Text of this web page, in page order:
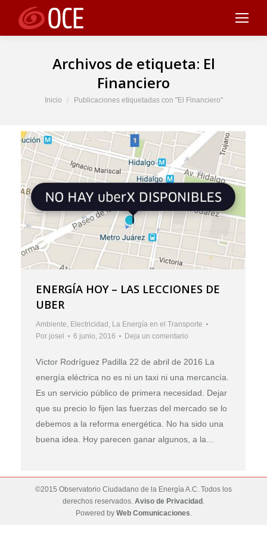
Archivos de etiqueta: El
Financiero
Estás aquí:
Inicio Publicaciones etiquetadas con "El Financiero"
ENERGÍA HOY – LAS LECCIONES DE
UBER
Ambiente Electricidad La Energía en el Transporte
Por josel 6 junio, 2016 Deja un comentario
Víctor Rodríguez Padilla 22 de abril de 2016 La
energía eléctrica no es ni un taxi ni una mercancía.
Es un servicio público de primera necesidad. Dejar
que su precio lo fijen las fuerzas del mercado se lo
debemos a la reforma energética. No ha sido una
buena idea. Hoy parecen ganar algunos, a la…
©2015 Observatorio Ciudadano de la Energía A.C. Todos los
derechos reservados. Aviso de Privacidad
Powered by Web Comunicaciones